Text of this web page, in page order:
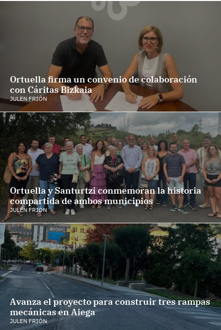
Ortuella firma un convenio de colaboración
con Cáritas Bizkaia
JULEN FRIÓN
Ortuella y Santurtzi conmemoran la historia
compartida de ambos municipios
JULEN FRIÓN
Avanza el proyecto para construir tres rampas
mecánicas en Aiega
JULEN FRIÓN